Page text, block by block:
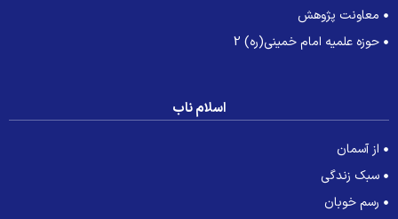
معاونت پژوهش
حوزه علمیه امام خمینی(ره) 2
اسلام ناب
از آسمان
سبک زندگی
رسم خوبان